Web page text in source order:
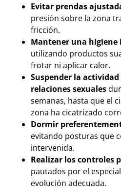
Evitar prendas
presión sobre la zona
fricción.
Mantener una
utilizando productos
frotar ni aplicar calor.
Suspender la
relaciones sexuales
semanas, hasta que el
zona ha cicatrizado
Dormir
evitando posturas que
intervenida.
Realizar los controles
pautados por el
evolución adecuada.